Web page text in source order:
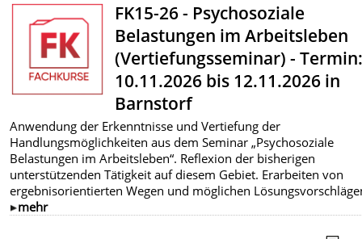
FK15-26 - Psychosoziale
Belastungen im Arbeitsleben
(Vertiefungsseminar) - Termin:
10.11.2026 bis 12.11.2026 in
Barnstorf
Anwendung der Erkenntnisse und Vertiefung der
Handlungsmöglichkeiten aus dem Seminar „Psychosoziale
Belastungen im Arbeitsleben“. Reflexion der bisherigen
unterstützenden Tätigkeit auf diesem Gebiet. Erarbeiten von
ergebnisorientierten Wegen und möglichen
mehr